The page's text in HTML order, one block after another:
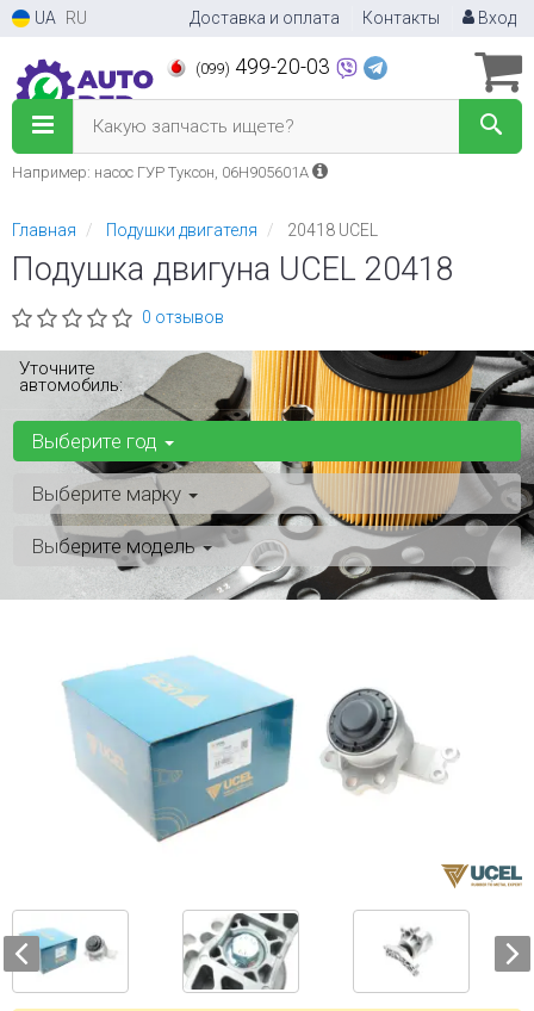
UA RU Доставка и оплата Контакты Вход
(099) 499-20-03
Какую запчасть ищете?
Например: насос ГУР Туксон, 06H905601A
Главная Подушки двигателя 20418 UCEL
Подушка двигуна UCEL 20418
0 отзывов
Уточните
автомобиль:
Выберите год
Выберите марку
Выберите модель